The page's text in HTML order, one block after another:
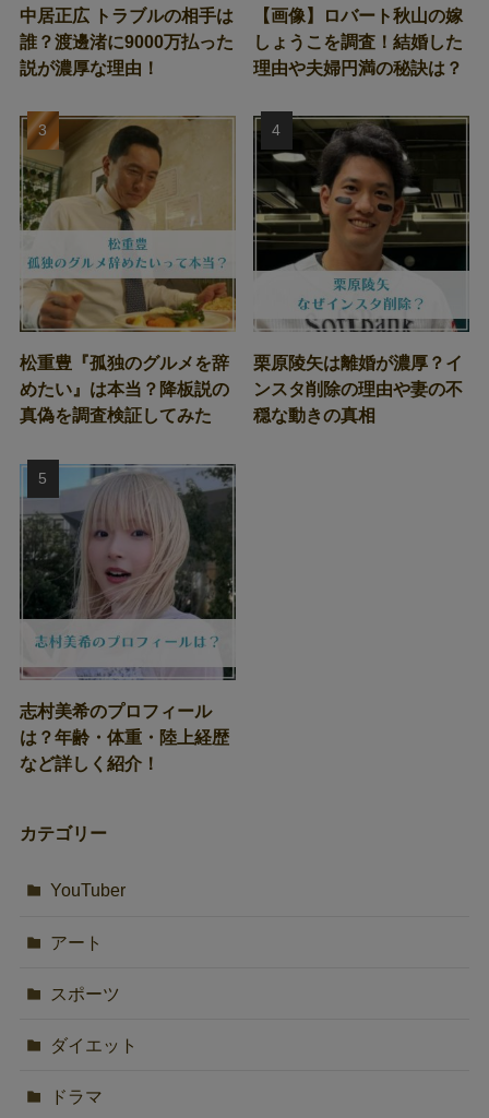
中居正広 トラブルの相手は
誰？渡邊渚に9000万払った
説が濃厚な理由！
【画像】ロバート秋山の嫁
しょうこを調査！結婚した
理由や夫婦円満の秘訣は？
松重豊『孤独のグルメを辞
めたい』は本当？降板説の
真偽を調査検証してみた
栗原陵矢は離婚が濃厚？イ
ンスタ削除の理由や妻の不
穏な動きの真相
志村美希のプロフィール
は？年齢・体重・陸上経歴
など詳しく紹介！
カテゴリー
YouTuber
アート
スポーツ
ダイエット
ドラマ